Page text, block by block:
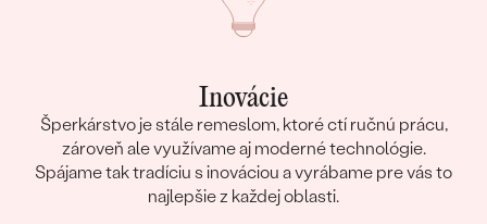
Inovácie
Šperkárstvo je stále remeslom, ktoré ctí ručnú prácu,
zároveň ale využívame aj moderné technológie.
Spájame tak tradíciu s inováciou a vyrábame pre vás to
najlepšie z každej oblasti.